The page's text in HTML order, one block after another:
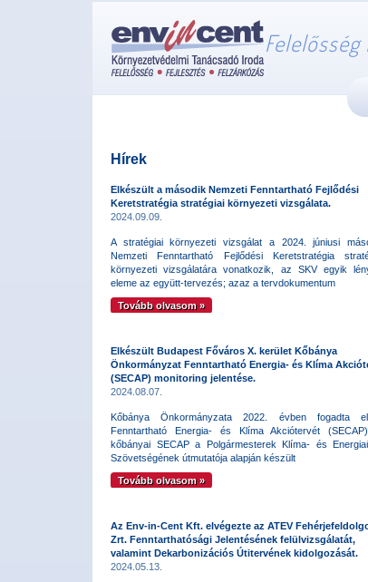
Hírek
Elkészült a második Nemzeti Fenntartható Fejlődési
Keretstratégia stratégiai környezeti vizsgálata.
2024.09.09.
A stratégiai környezeti vizsgálat a 2024. júniusi
Nemzeti Fenntartható Fejlődési Keretstratégia
környezeti vizsgálatára vonatkozik, az SKV egyik
eleme az együtt-tervezés; azaz a tervdokumentum
Tovább olvasom »
Elkészült Budapest Főváros X. kerület Kőbánya
Önkormányzat Fenntartható Energia- és Klíma
(SECAP) monitoring jelentése.
2024.08.07.
Kőbánya Önkormányzata 2022. évben fogadta
Fenntartható Energia- és Klíma Akciótervét
kőbányai SECAP a Polgármesterek Klíma- és
Szövetségének útmutatója alapján készült
Tovább olvasom »
Az Env-in-Cent Kft. elvégezte az ATEV
Zrt. Fenntarthatósági Jelentésének felülvizsgálatát,
valamint Dekarbonizációs Útitervének kidolgozását.
2024.05.13.